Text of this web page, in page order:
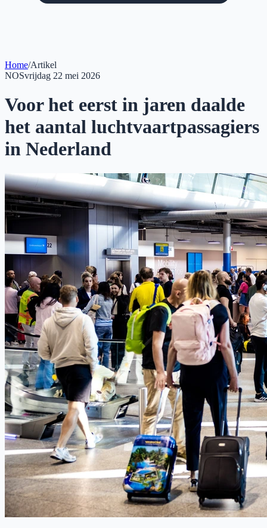
Home/Artikel
NOSvrijdag 22 mei 2026
Voor het eerst in jaren daalde
het aantal luchtvaartpassagiers
in Nederland